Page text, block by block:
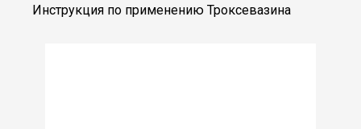
Инструкция по применению Троксевазина